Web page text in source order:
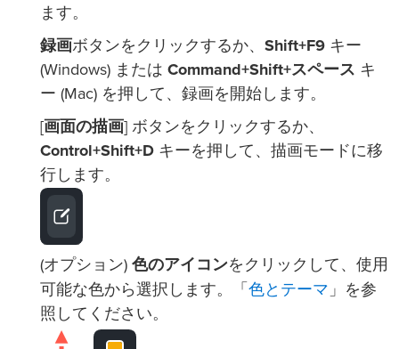
ます。
録画ボタンをクリックするか、 Shift+F9 キー
(Windows) または Command+Shift+スペース キ
ー (Mac) を押して、録画を開始します。
[画面の描画] ボタンをクリックするか、
Control+Shift+D キーを押して、描画モードに移
行します。
(オプション) 色のアイコンをクリックして、使用
可能な色から選択します。「 色とテーマ 」を参
照してください。